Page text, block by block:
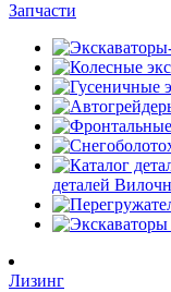
Запчасти
деталей
Лизинг